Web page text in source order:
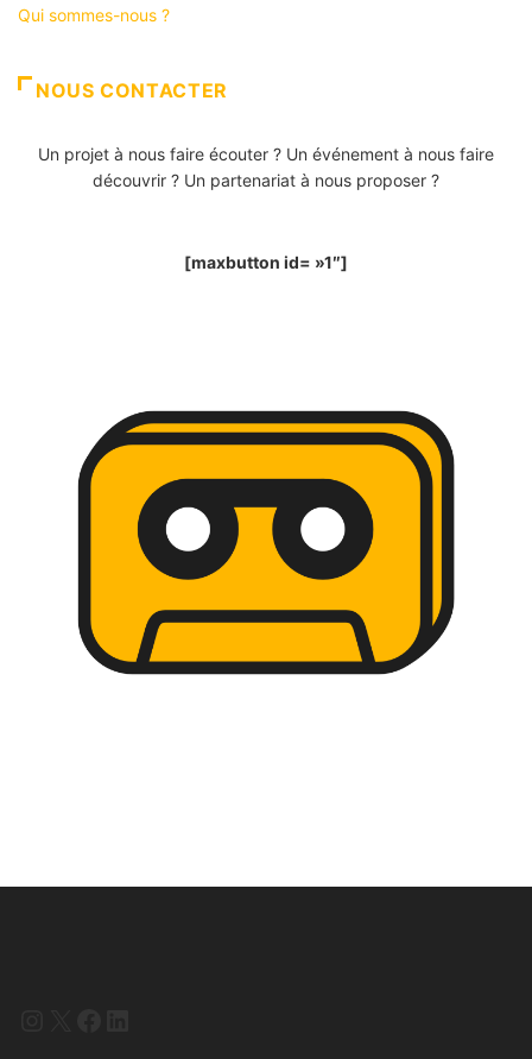
Qui sommes-nous ?
NOUS CONTACTER
Un projet à nous faire écouter ? Un événement à nous faire
découvrir ? Un partenariat à nous proposer ?
[maxbutton id= »1″]